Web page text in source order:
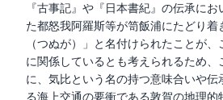
『古事記』や『日本書紀』の伝承に
た都怒我阿羅斯等が笥飯浦にたどり着
（つぬが）」と名付けられたことが
に関係しているとも考えられるため、
に、気比という名の持つ意味合いや伝
る海上交通の要衝である敦賀の地理的